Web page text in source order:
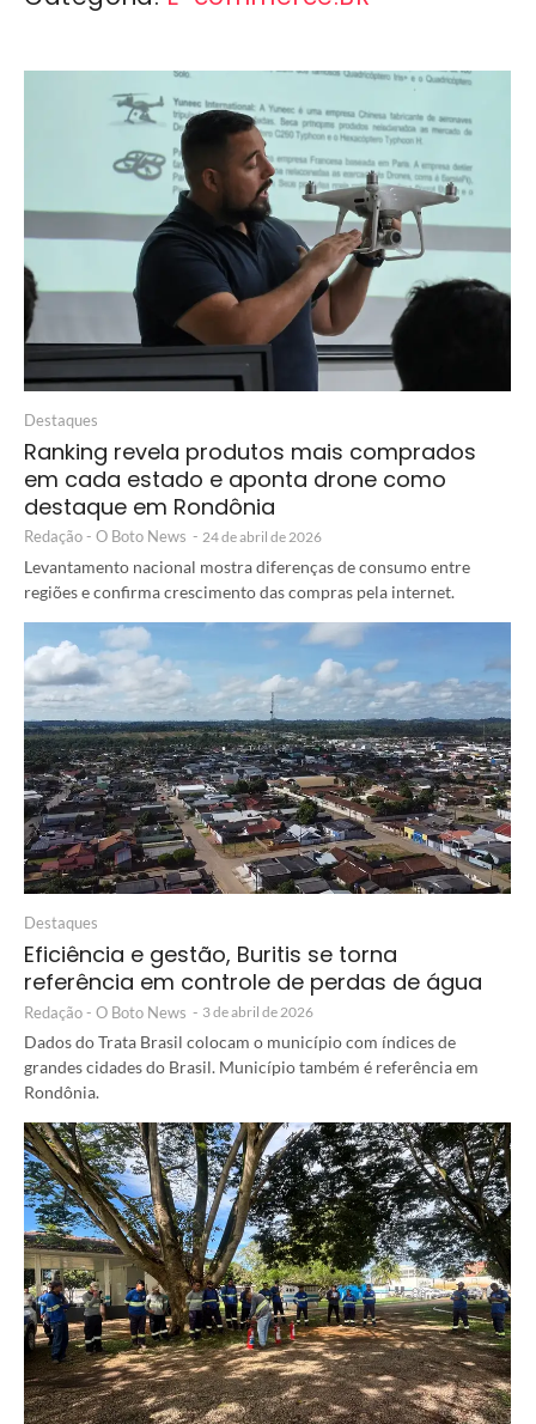
Destaques
Ranking revela produtos mais comprados
em cada estado e aponta drone como
destaque em Rondônia
Redação - O Boto News - 24 de abril de 2026
Levantamento nacional mostra diferenças de consumo entre
regiões e confirma crescimento das compras pela internet.
Destaques
Eficiência e gestão, Buritis se torna
referência em controle de perdas de água
Redação - O Boto News - 3 de abril de 2026
Dados do Trata Brasil colocam o município com índices de
grandes cidades do Brasil. Município também é referência em
Rondônia.